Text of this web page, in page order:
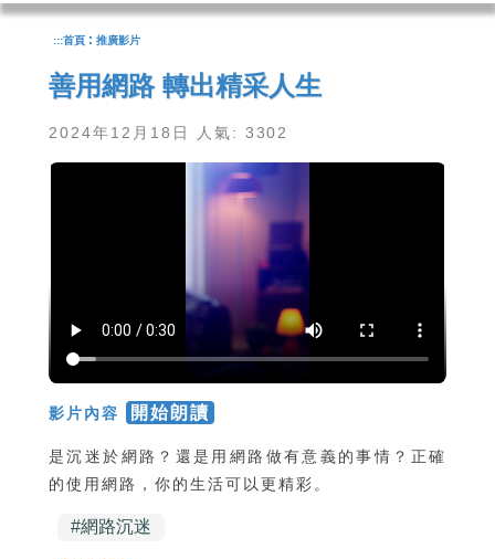
:::首頁 : 推廣影片
善用網路 轉出精采人生
2024年12月18日 人氣: 3302
影片內容 開始朗讀
是沉迷於網路？還是用網路做有意義的事情？正確
的使用網路，你的生活可以更精彩。
#網路沉迷